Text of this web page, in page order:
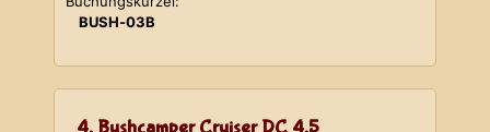
BUSH-03B